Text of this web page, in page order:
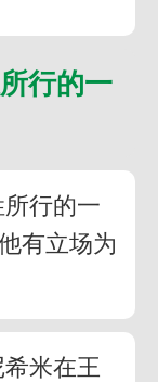
行的一
行的一
有立场为
米在王